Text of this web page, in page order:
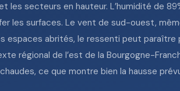
les secteurs en hauteur. L’humidité de
les surfaces. Le vent de sud-ouest,
espaces abrités, le ressenti peut
régional de l’est de la Bourgogne-
ce que montre bien la hausse